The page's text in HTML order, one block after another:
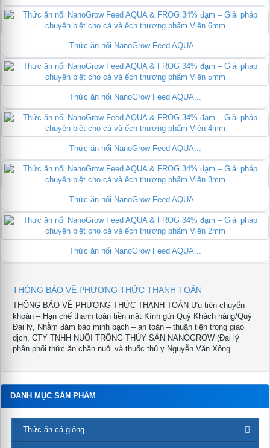
Thức ăn nổi NanoGrow Feed AQUA...
Thức ăn nổi NanoGrow Feed AQUA...
Thức ăn nổi NanoGrow Feed AQUA...
Thức ăn nổi NanoGrow Feed AQUA...
Thức ăn nổi NanoGrow Feed AQUA...
THÔNG BÁO VỀ PHƯƠNG THỨC THANH TOÁN
THÔNG BÁO VỀ PHƯƠNG THỨC THANH TOÁN Ưu tiên chuyển
khoản – Hạn chế thanh toán tiền mặt Kính gửi Quý Khách hàng/Quý
Đại lý, Nhằm đảm bảo minh bạch – an toàn – thuận tiện trong giao
dịch, CTY TNHH NUÔI TRỒNG THỦY SẢN NANOGROW (Đại lý
phân phối thức ăn chăn nuôi và thuốc thú y Nguyễn Văn Xông...
DANH MỤC SẢN PHẨM
Thức ăn cá giống